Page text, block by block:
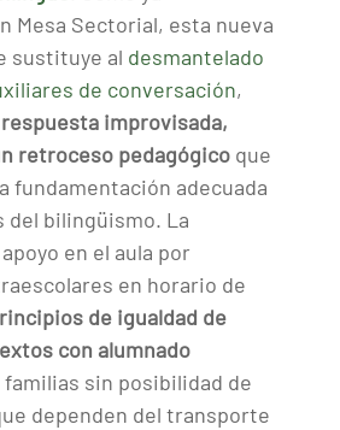
Mesa Sectorial, esta nueva
sustituye al desmantelado
de conversación,
respuesta improvisada,
retroceso pedagógicoque
fundamentación adecuada
del bilingüismo. La
en el aula por
en horario de
de igualdad de
con alumnado
familias sin posibilidad de
dependen del transporte